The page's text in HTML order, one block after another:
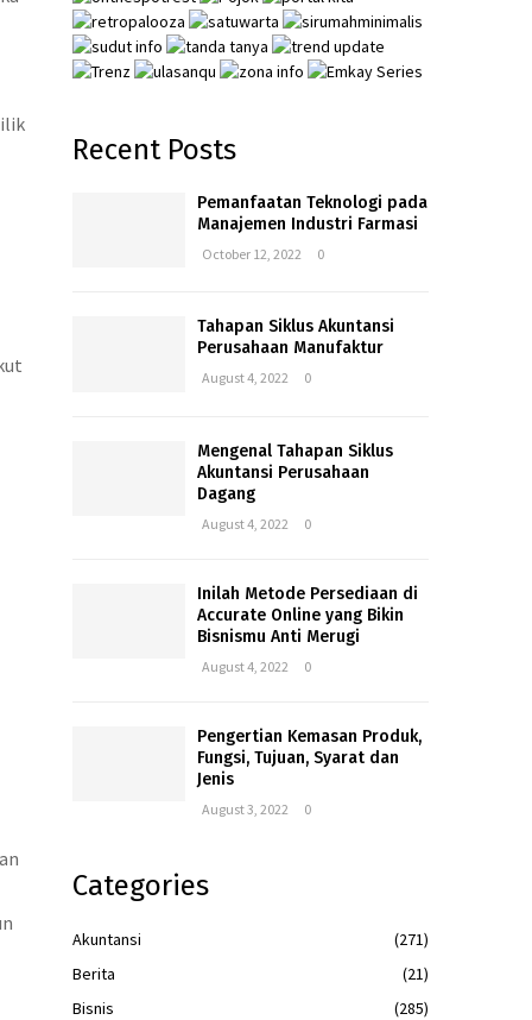
Recent Posts
Pemanfaatan Teknologi pada
Manajemen Industri Farmasi
October 12, 2022 0
Tahapan Siklus Akuntansi
Perusahaan Manufaktur
August 4, 2022 0
Mengenal Tahapan Siklus
Akuntansi Perusahaan
Dagang
August 4, 2022 0
Inilah Metode Persediaan di
Accurate Online yang Bikin
Bisnismu Anti Merugi
August 4, 2022 0
Pengertian Kemasan Produk,
Fungsi, Tujuan, Syarat dan
Jenis
August 3, 2022 0
Categories
Akuntansi
(271)
Berita
(21)
Bisnis
(285)